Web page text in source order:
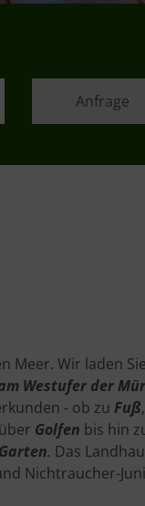
Meer. Wir laden
Westufer der
- ob zu Fuß
über Golfen bis hin
. Das
Nichtraucher-